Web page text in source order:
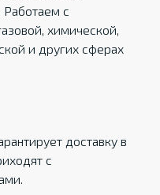
с
химической,
и других сферах
доставку в
с